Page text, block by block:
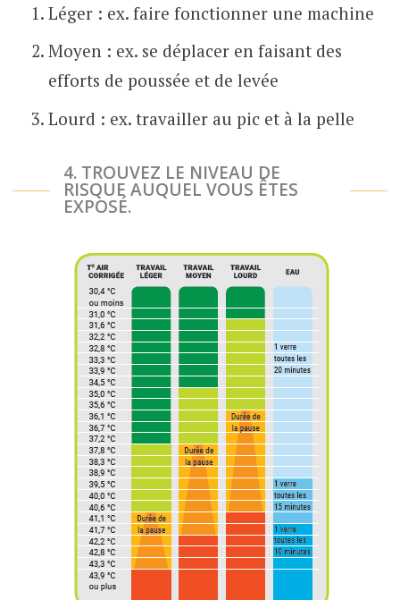
Léger : ex. faire fonctionner une machine
Moyen : ex. se déplacer en faisant des
efforts de poussée et de levée
Lourd : ex. travailler au pic et à la pelle
4. TROUVEZ LE NIVEAU DE
RISQUE AUQUEL VOUS ÊTES
EXPOSÉ.